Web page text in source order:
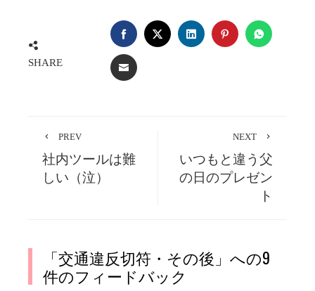
SHARE
FACEBOOKTWITTERLINKEDINPINTEREST
EMAIL
PREV
社内ツールは難
しい（泣）
NEXT
いつもと違う父
の日のプレゼン
ト
「交通違反切符・その後 」への9
件のフィードバック